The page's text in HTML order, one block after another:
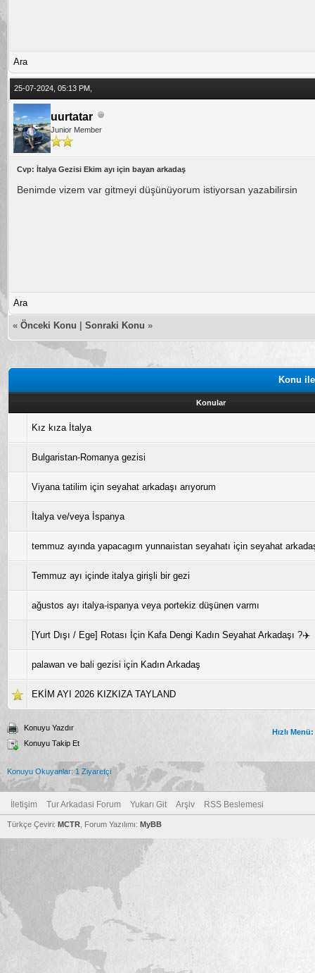
Ara
25-07-2024, 05:13 PM,
uurtatar
Junior Member
Cvp: İtalya Gezisi Ekim ayı için bayan arkadaş
Benimde vizem var gitmeyi düşünüyorum istiyorsan yazabilirsin
Ara
« Önceki Konu Sonraki Konu »
Konu
Konular
Kız kıza İtalya
Bulgaristan-Romanya gezisi
Viyana tatilim için seyahat arkadaşı arıyorum
İtalya ve/veya İspanya
temmuz ayında yapacagım yunnaıistan seyahatı için seyahat
Temmuz ayı içinde italya girişli bir gezi
ağustos ayı italya-ispanya veya portekiz düşünen varmı
[Yurt Dışı / Ege] Rotası İçin Kafa Dengi Kadın Seyahat Arkadaşı ?✈️
palawan ve bali gezisi için Kadın Arkadaş
EKİM AYI 2026 KIZKIZA TAYLAND
Konuyu Yazdır
Konuyu Takip Et
Hızlı Menü:
Konuyu Okuyanlar: 1 Ziyaretçi
İletişim Tur Arkadasi Forum Yukarı Git Arşiv RSS Beslemesi
Türkçe Çeviri: MCTR , Forum Yazılımı: MyBB